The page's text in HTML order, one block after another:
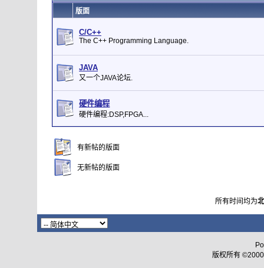
版面
C/C++
The C++ Programming Language.
JAVA
又一个JAVA论坛.
硬件编程
硬件编程:DSP,FPGA...
有新帖的版面
无新帖的版面
所有时间均为
版权所有